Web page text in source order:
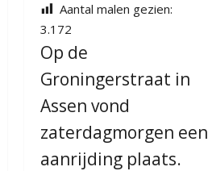
Aantal malen gezien:
3.172
Op de
Groningerstraat in
Assen vond
zaterdagmorgen een
aanrijding plaats.